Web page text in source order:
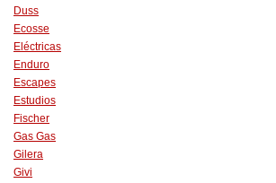
Duss
Ecosse
Eléctricas
Enduro
Escapes
Estudios
Fischer
Gas Gas
Gilera
Givi